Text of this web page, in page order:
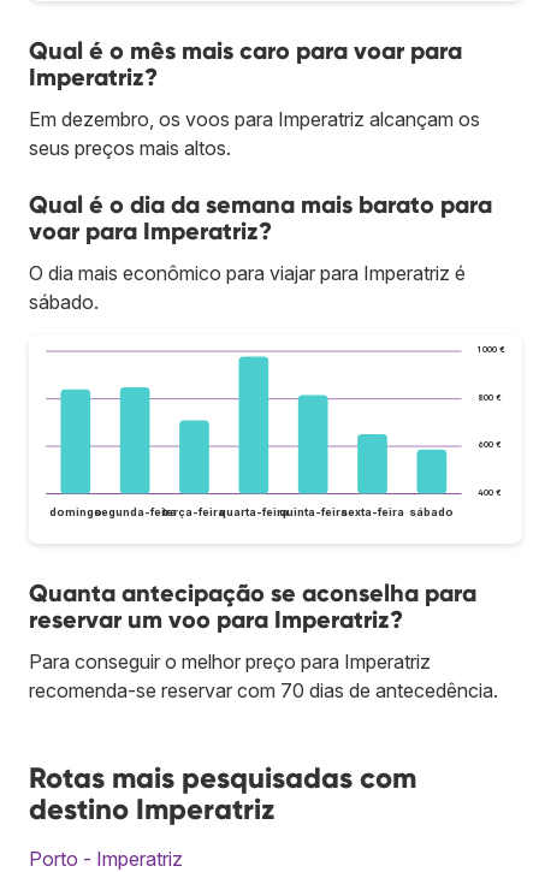
Qual é o mês mais caro para voar para
Imperatriz?
Em dezembro, os voos para Imperatriz alcançam os
seus preços mais altos.
Qual é o dia da semana mais barato para
voar para Imperatriz?
O dia mais econômico para viajar para Imperatriz é
sábado.
400 €
600 €
800 €
1 000 €
domingosegunda-feiraterça-feiraquarta-feiraquinta-feirasexta-feira sábado
Quanta antecipação se aconselha para
reservar um voo para Imperatriz?
Para conseguir o melhor preço para Imperatriz
recomenda-se reservar com 70 dias de antecedência.
Rotas mais pesquisadas com
destino Imperatriz
Porto - Imperatriz